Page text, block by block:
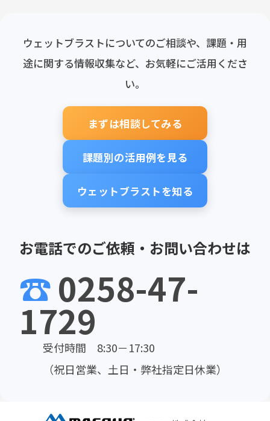
2. 個人情報の取得
弊社は、お客様の個人情報を適法かつ適正な手段によ
り取得します。当サイトにおきましては、お客様の問題
想などの受付）の円滑な運営に必要な範囲で、皆様の情
報を収集しています。
3. 当サイトにて取得する情報の範囲
当サイトでは、インターネットドメイン名、IPアドレ
ス、当サイトの閲覧等の情報を収集します。また、お客
様が当サイトに至る経路の追跡、当サイトにおけるお
客様の活動の記録、当サイトをお客様にとってより有益
にするための当サイトの評価および改善のためにクッ
ンピュータに蓄積される機能）を利用します。「お問い
名、会社名、電話番号、ご住所などのご記入をお願い
しています。
4. 個人情報の利用目的
弊社は、お客様の個人情報について、以下の利用目的の
範囲内又はその取得状況から明らかである利用目的の
範囲内で利用し、ご本人の同意がある場合又は法令で
認められている場合を除き、他の目的で利用しません。
ウェットブラストについてのご相談や、課題・用
途に関する情報収集など、お気軽にご活用くださ
い。
まずは相談してみる
課題別の活用例を見る
ウェットブラストを知る
お電話でのご依頼・お問い合わせは
☎0258-47-
1729
受付時間 8:30－17:30
（祝日営業、土日・弊社指定日休業）